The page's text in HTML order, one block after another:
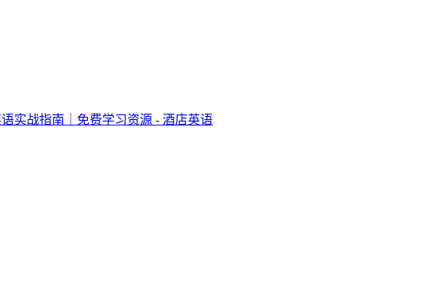
实战指南｜免费学习资源 - 酒店英语